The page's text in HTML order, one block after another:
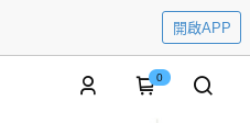
開啟APP
0